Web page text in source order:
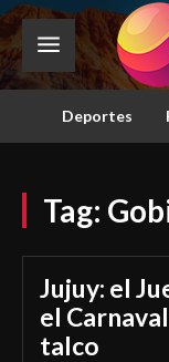
Deportes
Tag:
Jujuy: el
el
talco